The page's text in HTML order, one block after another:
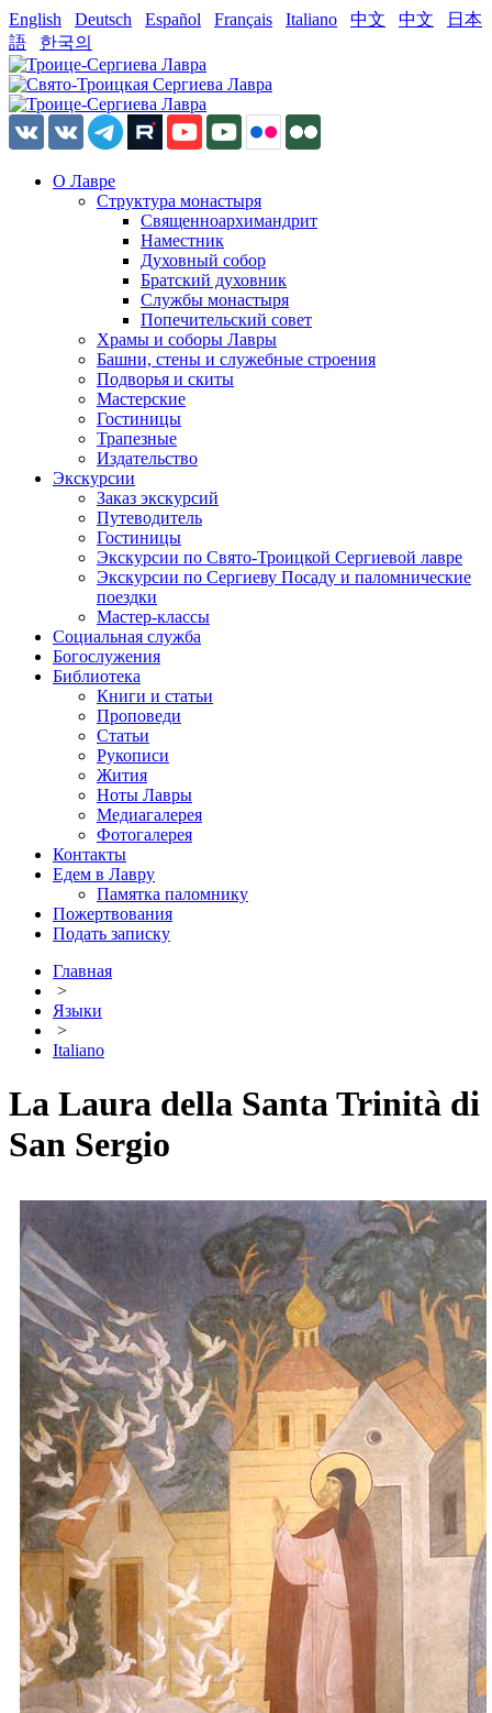
English Deutsch Español Français Italiano 中文 中文
日本
語
한국의
О Лавре
Структура монастыря
Священноархимандрит
Наместник
Духовный собор
Братский духовник
Службы монастыря
Попечительский совет
Храмы и соборы Лавры
Башни, стены и служебные строения
Подворья и скиты
Мастерские
Гостиницы
Трапезные
Издательство
Экскурсии
Заказ экскурсий
Путеводитель
Гостиницы
Экскурсии по Свято-Троицкой Сергиевой лавре
Экскурсии по Сергиеву Посаду и паломнические
поездки
Мастер-классы
Социальная служба
Богослужения
Библиотека
Книги и статьи
Проповеди
Статьи
Рукописи
Жития
Ноты Лавры
Медиагалерея
Фотогалерея
Контакты
Едем в Лавру
Памятка паломнику
Пожертвования
Подать записку
Главная
>
Языки
>
Italiano
La Laura della Santa Trinità di
San Sergio